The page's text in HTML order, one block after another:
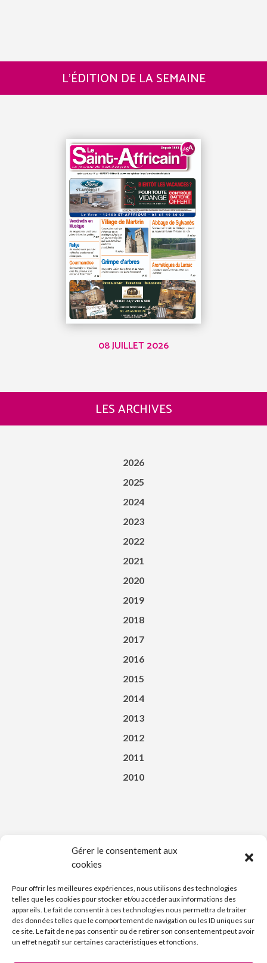
Gérer le consentement aux
cookies
Pour offrir les meilleures expériences, nous utilisons des technologies
telles que les cookies pour stocker et/ou accéder aux informations des
appareils. Le fait de consentir à ces technologies nous permettra de traiter
des données telles que le comportement de navigation ou les ID uniques sur
ce site. Le fait de ne pas consentir ou de retirer son consentement peut avoir
un effet négatif sur certaines caractéristiques et fonctions.
L’ÉDITION DE LA SEMAINE
08 JUILLET 2026
LES ARCHIVES
2026
2025
2024
2023
2022
2021
2020
2019
2018
2017
2016
2015
2014
2013
2012
2011
2010
Téléchargez l’appli du Saint-Affricain